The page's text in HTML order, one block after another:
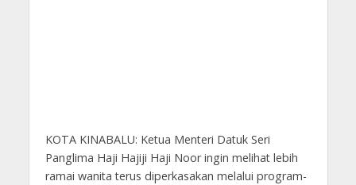
KOTA KINABALU: Ketua Menteri Datuk Seri
Panglima Haji Hajiji Haji Noor ingin melihat lebih
ramai wanita terus diperkasakan melalui program-